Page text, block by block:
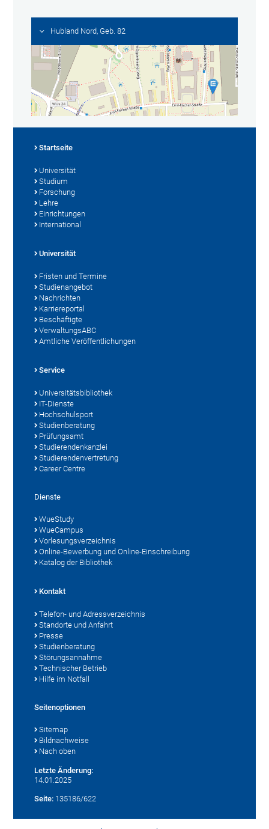
Hubland Nord, Geb. 82
Startseite
Universität
Studium
Forschung
Lehre
Einrichtungen
International
Universität
Fristen und Termine
Studienangebot
Nachrichten
Karriereportal
Beschäftigte
VerwaltungsABC
Amtliche Veröffentlichungen
Service
Universitätsbibliothek
IT-Dienste
Hochschulsport
Studienberatung
Prüfungsamt
Studierendenkanzlei
Studierendenvertretung
Career Centre
Dienste
WueStudy
WueCampus
Vorlesungsverzeichnis
Online-Bewerbung und Online-Einschreibung
Katalog der Bibliothek
Kontakt
Telefon- und Adressverzeichnis
Standorte und Anfahrt
Presse
Studienberatung
Störungsannahme
Technischer Betrieb
Hilfe im Notfall
Seitenoptionen
Sitemap
Bildnachweise
Nach oben
Letzte Änderung:
14.01.2025
Seite: 135186/622